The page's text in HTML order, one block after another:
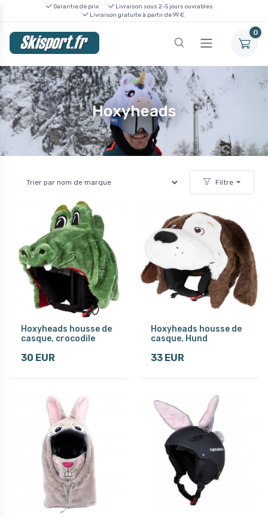
Garantie de prix
Livraison sous 2-5 jours ouvrables
Livraison gratuite à partir de 99 €.
0
Hoxyheads
Filtre
Hoxyheads housse de
casque, crocodile
30 EUR
Hoxyheads housse de
casque, Hund
33 EUR